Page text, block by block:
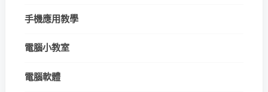
手機應用教學
電腦小教室
電腦軟體